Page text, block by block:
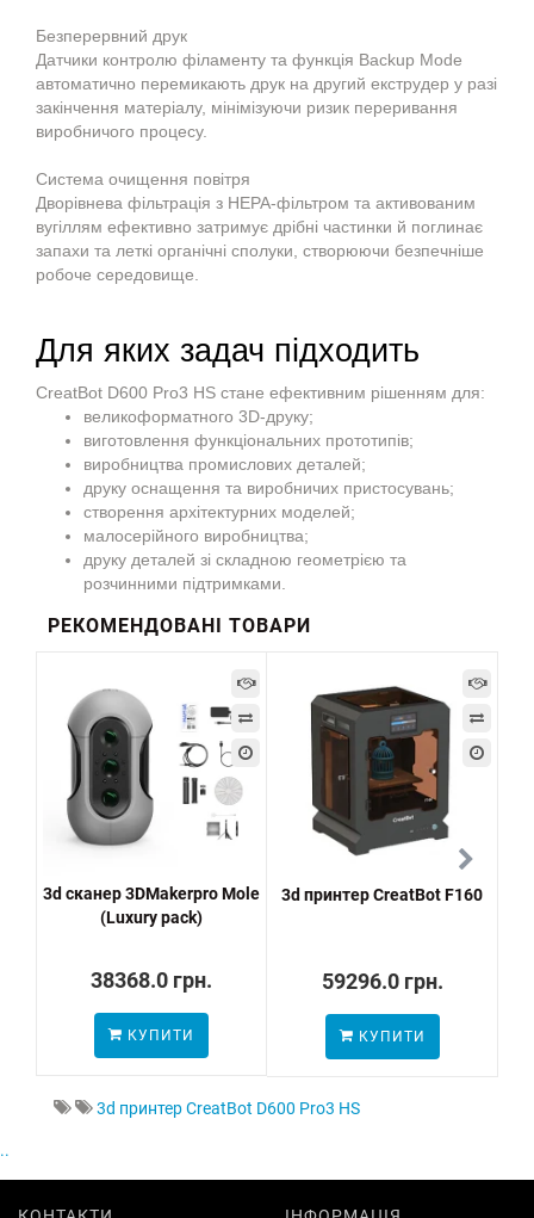
Безперервний друк
Датчики контролю філаменту та функція Backup Mode
автоматично перемикають друк на другий екструдер у разі
закінчення матеріалу, мінімізуючи ризик переривання
виробничого процесу.
Система очищення повітря
Дворівнева фільтрація з HEPA-фільтром та активованим
вугіллям ефективно затримує дрібні частинки й поглинає
запахи та леткі органічні сполуки, створюючи безпечніше
робоче середовище.
Для яких задач підходить
CreatBot D600 Pro3 HS стане ефективним рішенням для:
великоформатного 3D-друку;
виготовлення функціональних прототипів;
виробництва промислових деталей;
друку оснащення та виробничих пристосувань;
створення архітектурних моделей;
малосерійного виробництва;
друку деталей зі складною геометрією та
розчинними підтримками.
РЕКОМЕНДОВАНІ ТОВАРИ
3d сканер 3DMakerpro Mole
(Luxury pack)
38368.0 грн.
КУПИТИ
3d принтер CreatBot F160
59296.0 грн.
КУПИТИ
3d принтер CreatBot D600 Pro3 HS
..